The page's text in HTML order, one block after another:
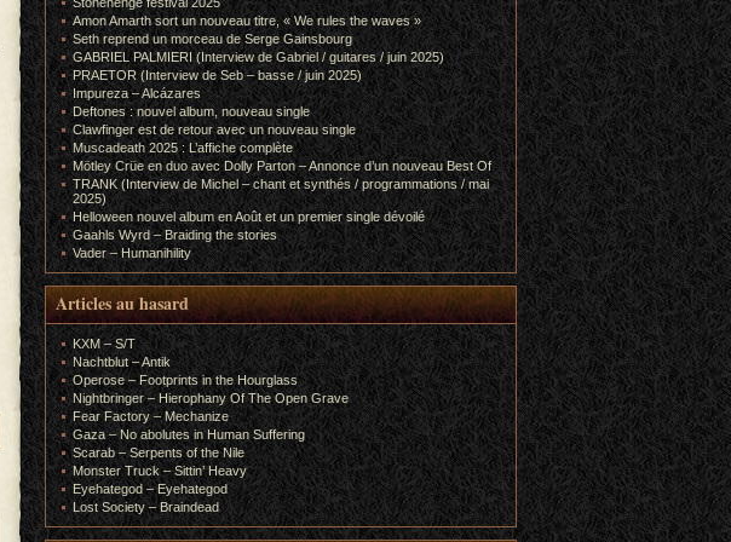
Amon Amarth sort un nouveau titre, « We rules the waves »
Seth reprend un morceau de Serge Gainsbourg
GABRIEL PALMIERI (Interview de Gabriel / guitares / juin 2025)
PRAETOR (Interview de Seb – basse / juin 2025)
Impureza – Alcázares
Deftones : nouvel album, nouveau single
Clawfinger est de retour avec un nouveau single
Muscadeath 2025 : L’affiche complète
Mötley Crüe en duo avec Dolly Parton – Annonce d’un nouveau Best Of
TRANK (Interview de Michel – chant et synthés / programmations / mai
2025)
Helloween nouvel album en Août et un premier single dévoilé
Gaahls Wyrd – Braiding the stories
Vader – Humanihility
Articles au hasard
KXM – S/T
Nachtblut – Antik
Operose – Footprints in the Hourglass
Nightbringer – Hierophany Of The Open Grave
Fear Factory – Mechanize
Gaza – No abolutes in Human Suffering
Scarab – Serpents of the Nile
Monster Truck – Sittin’ Heavy
Eyehategod – Eyehategod
Lost Society – Braindead